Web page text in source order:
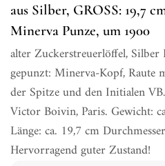
aus Silber, GROSS: 19,7
Minerva Punze, um 1900
alter Zuckerstreuerlöffel,
gepunzt: Minerva-Kopf, Raute
der Spitze und den Initialen
Victor Boivin, Paris. Gewicht:
Länge: ca. 19,7 cm
Hervorragend guter Zustand!